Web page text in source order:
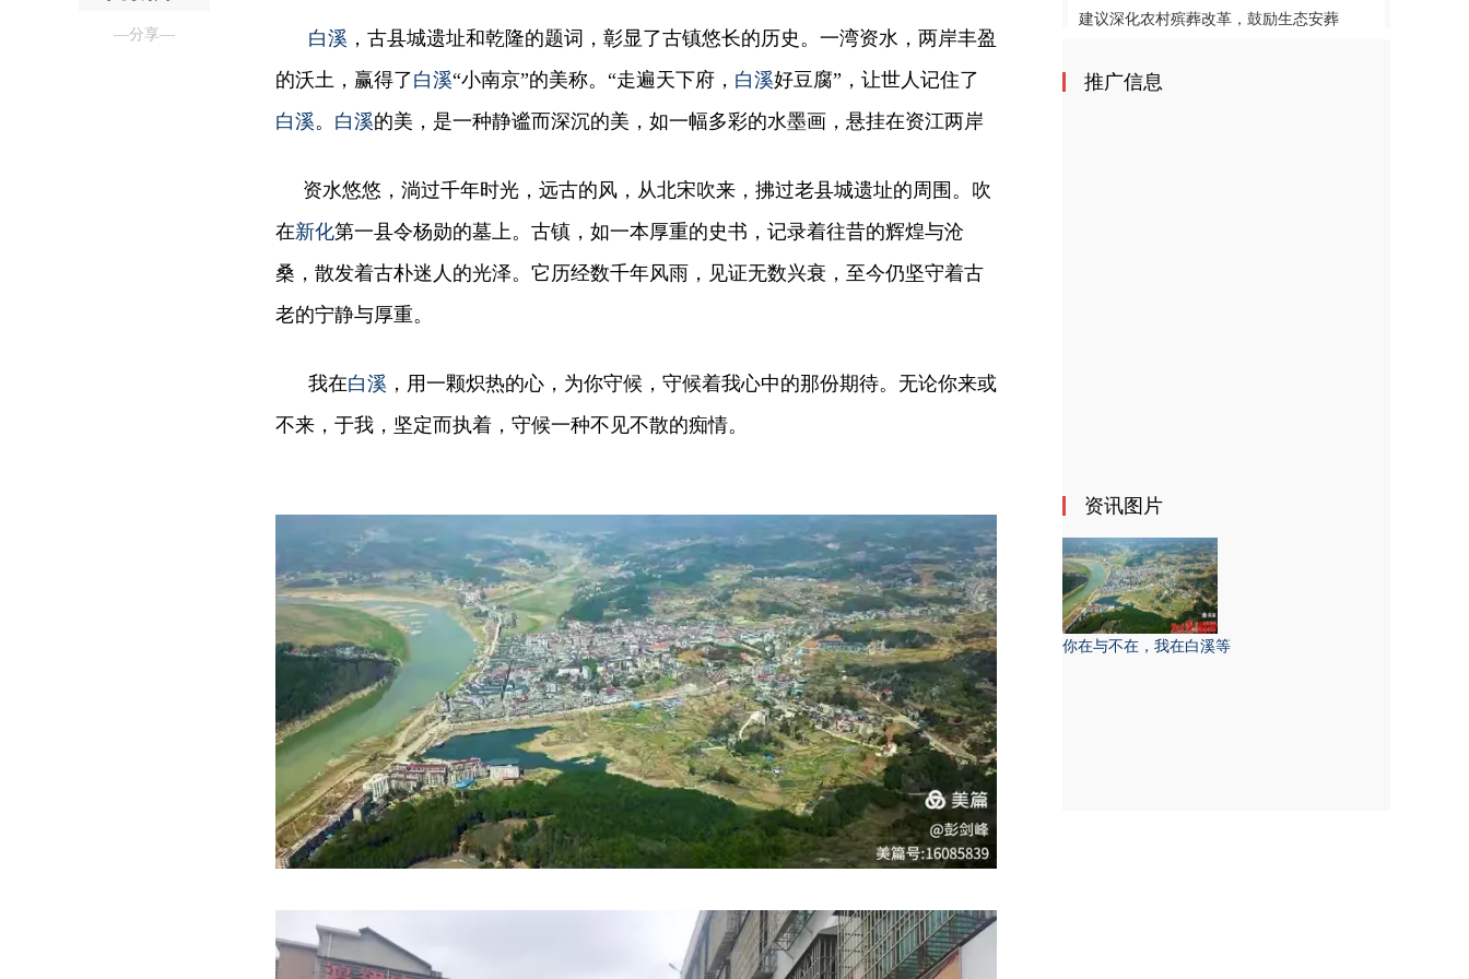
—分享— 白溪 ，古县城遗址和乾隆的题词，彰显了古镇悠长的历史。一湾资水，两岸丰盈
的沃土，赢得了白溪“小南京”的美称。“走遍天下府， 白溪好豆腐”，让世人记住了
白溪。 白溪的美，是一种静谧而深沉的美，如一幅多彩的水墨画，悬挂在资江两岸
资水悠悠，淌过千年时光，远古的风，从北宋吹来，拂过老县城遗址的周围。吹
在新化第一县令杨勋的墓上。古镇，如一本厚重的史书，记录着往昔的辉煌与沧
桑，散发着古朴迷人的光泽。它历经数千年风雨，见证无数兴衰，至今仍坚守着古
老的宁静与厚重。
我在白溪 ，用一颗炽热的心，为你守候，守候着我心中的那份期待。无论你来或
不来，于我，坚定而执着，守候一种不见不散的痴情。
建议深化农村殡葬改革，鼓励生态安葬
推广信息
资讯图片
你在与不在，我在白溪等